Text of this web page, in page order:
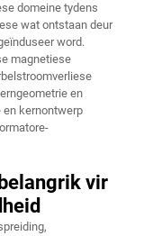
domeine tydens
wat ontstaan deur
word.
magnetiese
en
kernontwerp
vir